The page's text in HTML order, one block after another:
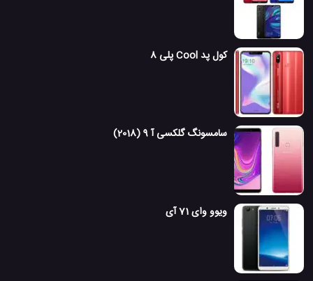
کول پد Cool پلی 8
سامسونگ گلکسی آ 9 (2018)
ویوو وای 71 آی